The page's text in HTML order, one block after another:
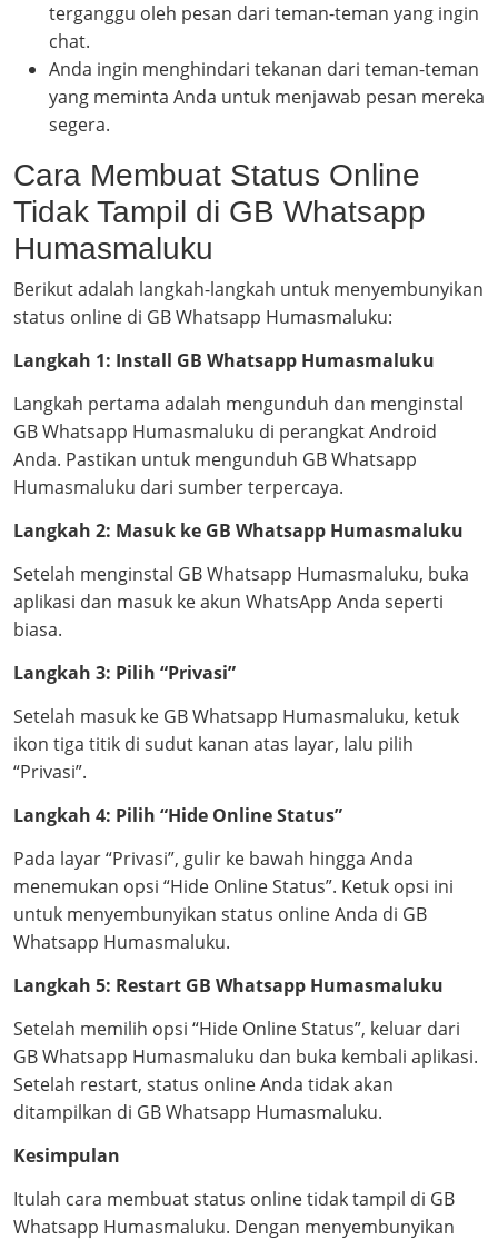
terganggu oleh pesan dari teman-teman yang ingin
chat.
Anda ingin menghindari tekanan dari teman-teman
yang meminta Anda untuk menjawab pesan mereka
segera.
Cara Membuat Status Online
Tidak Tampil di GB Whatsapp
Humasmaluku
Berikut adalah langkah-langkah untuk menyembunyikan
status online di GB Whatsapp Humasmaluku:
Langkah 1: Install GB Whatsapp Humasmaluku
Langkah pertama adalah mengunduh dan menginstal
GB Whatsapp Humasmaluku di perangkat Android
Anda. Pastikan untuk mengunduh GB Whatsapp
Humasmaluku dari sumber terpercaya.
Langkah 2: Masuk ke GB Whatsapp Humasmaluku
Setelah menginstal GB Whatsapp Humasmaluku, buka
aplikasi dan masuk ke akun WhatsApp Anda seperti
biasa.
Langkah 3: Pilih “Privasi”
Setelah masuk ke GB Whatsapp Humasmaluku, ketuk
ikon tiga titik di sudut kanan atas layar, lalu pilih
“Privasi”.
Langkah 4: Pilih “Hide Online Status”
Pada layar “Privasi”, gulir ke bawah hingga Anda
menemukan opsi “Hide Online Status”. Ketuk opsi ini
untuk menyembunyikan status online Anda di GB
Whatsapp Humasmaluku.
Langkah 5: Restart GB Whatsapp Humasmaluku
Setelah memilih opsi “Hide Online Status”, keluar dari
GB Whatsapp Humasmaluku dan buka kembali aplikasi.
Setelah restart, status online Anda tidak akan
ditampilkan di GB Whatsapp Humasmaluku.
Kesimpulan
Itulah cara membuat status online tidak tampil di GB
Whatsapp Humasmaluku. Dengan menyembunyikan